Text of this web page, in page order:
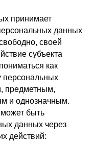
принимает
данных
своей
субъекта
как
персональных
предметным,
и однозначным.
быть
данных через
действий: